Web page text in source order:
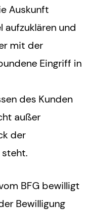
Auskunft
aufzuklären und
mit der
Eingriff in
des Kunden
außer
der
BFG bewilligt
Bewilligung